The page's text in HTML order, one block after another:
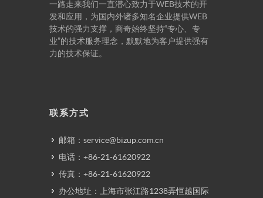
一路走来我们一直潜心致力于WEB技术的开
发和应用，为国内外诸多知名企业提供WEB
技术的强力支撑，商奇始终坚持“专心、专
业”的技术服务理念，默默地为客户提供强有
力的技术保证。
联系方式
邮箱：service@bizup.com.cn
电话：+86-21-61620922
传真：+86-21-61620922
办公地址：上海市张江路1238弄恒越国际